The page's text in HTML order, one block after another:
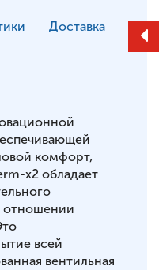
Доставка
комфорт,
x2 обладает
отношении
всей
вентильная